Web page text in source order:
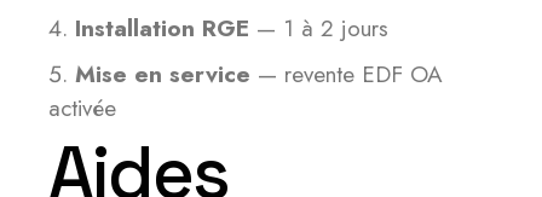
Installation RGE — 1 à 2 jours
Mise en service — revente EDF OA
activée
Aides